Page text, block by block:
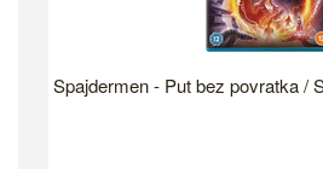
Spajdermen - Put bez povratka /